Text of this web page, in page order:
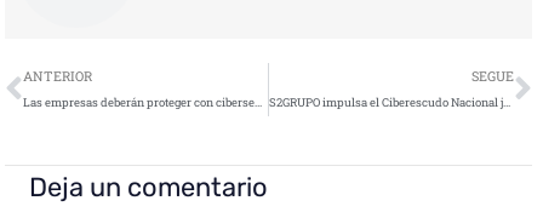
Ant
ANTERIOR
Las empresas deberán proteger con ciberseguridad los registros de jornada laboral
SEGUE
S2GRUPO impulsa el Ciberescudo Nacional junto al Ministerio de Defensa
Deja un comentario